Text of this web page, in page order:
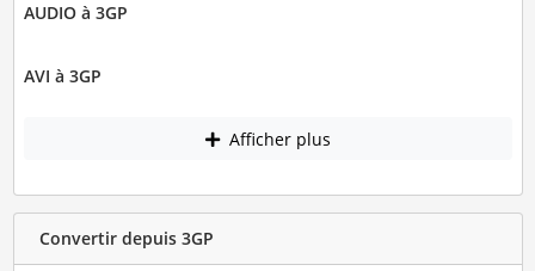
AUDIO à 3GP
AVI à 3GP
Afficher plus
Convertir depuis 3GP